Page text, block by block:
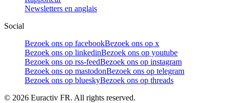
Newsletters en anglais
Social
Bezoek ons op facebookBezoek ons op x
Bezoek ons op linkedinBezoek ons op youtube
Bezoek ons op rss-feedBezoek ons op instagram
Bezoek ons op mastodonBezoek ons op telegram
Bezoek ons op blueskyBezoek ons op threads
© 2026 Euractiv FR. All rights reserved.